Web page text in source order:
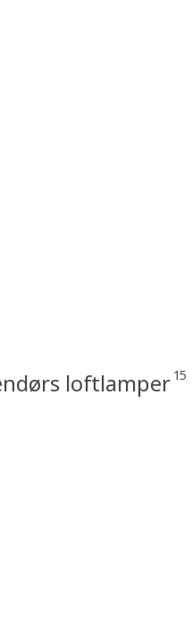
loftlamper 15